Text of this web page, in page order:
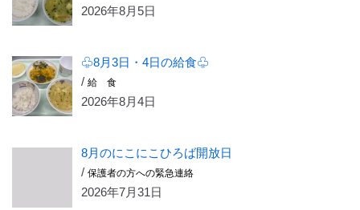
2026年8月5日
♧8月3日・4日の給食♧
/給 食
2026年8月4日
8月のにこにこひろば開放日
/保護者の方への緊急連絡
2026年7月31日